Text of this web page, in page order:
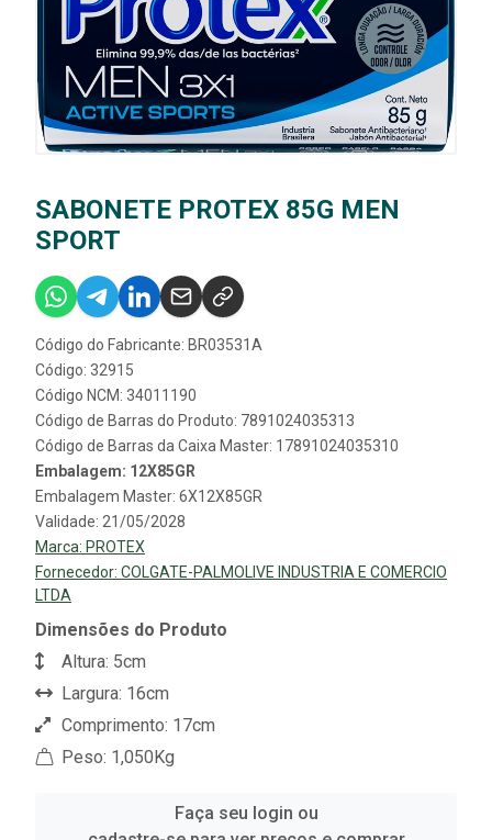
SABONETE PROTEX 85G MEN
SPORT
Código do Fabricante: BR03531A
Código: 32915
Código NCM: 34011190
Código de Barras do Produto: 7891024035313
Código de Barras da Caixa Master: 17891024035310
Embalagem: 12X85GR
Embalagem Master: 6X12X85GR
Validade: 21/05/2028
Marca: PROTEX
Fornecedor: COLGATE-PALMOLIVE INDUSTRIA E COMERCIO
LTDA
Dimensões do Produto
Altura: 5cm
Largura: 16cm
Comprimento: 17cm
Peso: 1,050Kg
Faça seu login ou